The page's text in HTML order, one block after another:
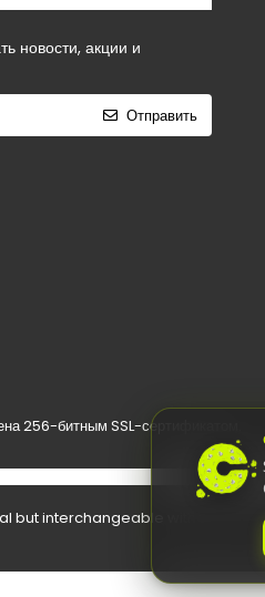
новости, акции и
Отправить
256-битным SSL-сертификатом.
but interchangeable with the